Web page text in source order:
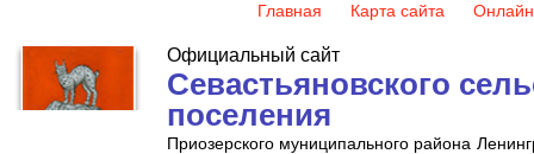
Главная Карта сайта
Официальный сайт
Севастьяновского
поселения
Приозерского муниципального района